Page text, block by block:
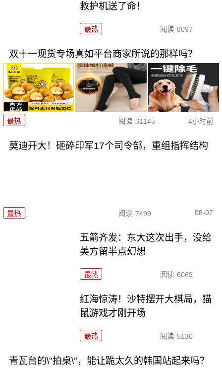
救护机送了命！
最热 阅读 8097
双十一现货专场真如平台商家所说的那样吗？
最热 阅读 31145 4小时前
莫迪开大！砸碎印军17个司令部，重组指挥结构
最热 阅读 7499 08-07
五箭齐发：东大这次出手，没给
美方留半点幻想
最热 阅读 6069
红海惊涛！沙特摆开大棋局，猫
鼠游戏才刚开场
最热 阅读 5130
青瓦台的\"拍桌\"，能让跪太久的韩国站起来吗？